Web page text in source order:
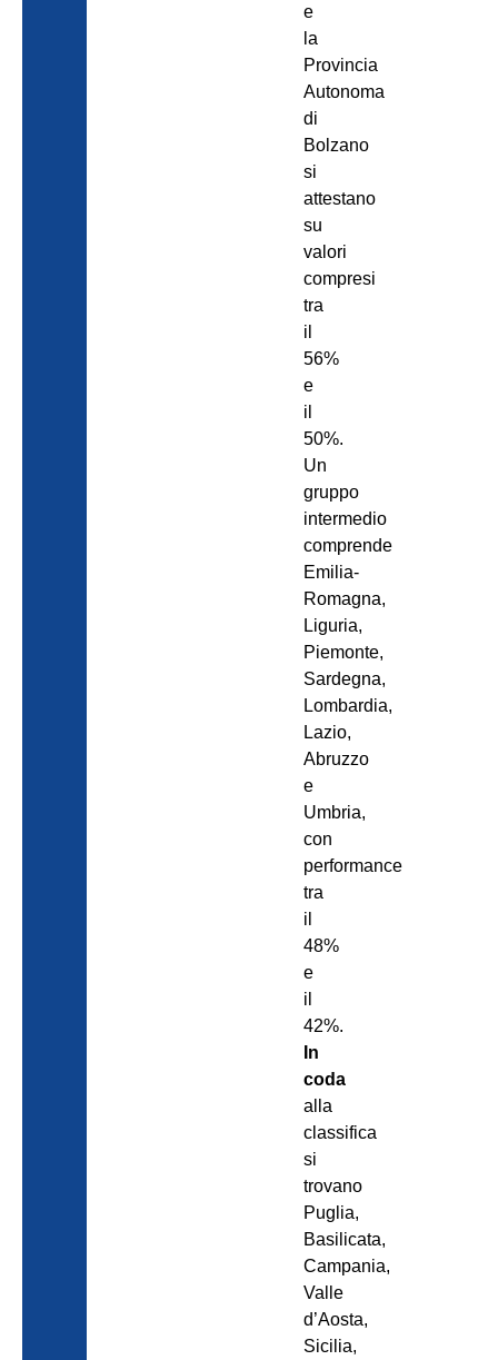
e
la
Provincia
Autonoma
di
Bolzano
si
attestano
su
valori
compresi
tra
il
56%
e
il
50%.
Un
gruppo
intermedio
comprende
Emilia-
Romagna,
Liguria,
Piemonte,
Sardegna,
Lombardia,
Lazio,
Abruzzo
e
Umbria,
con
performance
tra
il
48%
e
il
42%.
In
coda
alla
classifica
si
trovano
Puglia,
Basilicata,
Campania,
Valle
d’Aosta,
Sicilia,